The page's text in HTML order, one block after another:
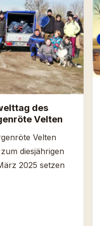
des
Velten
Velten
diesjährigen
2025 setzen